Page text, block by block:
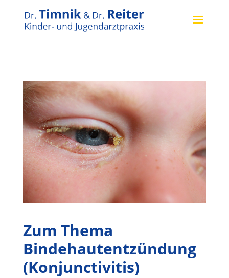
Zum Thema
Bindehautentzündung
(Konjunctivitis)